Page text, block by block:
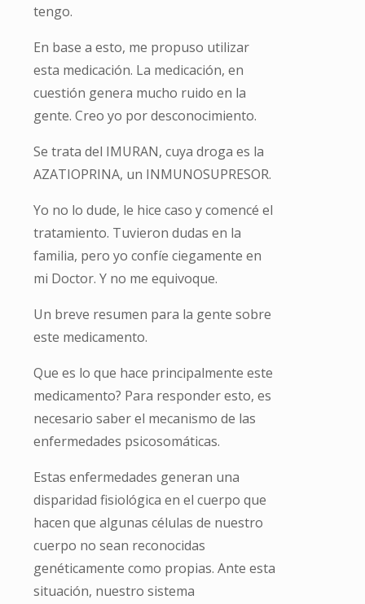
tengo.
En base a esto, me propuso utilizar
esta medicación. La medicación, en
cuestión genera mucho ruido en la
gente. Creo yo por desconocimiento.
Se trata del IMURAN, cuya droga es la
AZATIOPRINA, un INMUNOSUPRESOR.
Yo no lo dude, le hice caso y comencé el
tratamiento. Tuvieron dudas en la
familia, pero yo confíe ciegamente en
mi Doctor. Y no me equivoque.
Un breve resumen para la gente sobre
este medicamento.
Que es lo que hace principalmente este
medicamento? Para responder esto, es
necesario saber el mecanismo de las
enfermedades psicosomáticas.
Estas enfermedades generan una
disparidad fisiológica en el cuerpo que
hacen que algunas células de nuestro
cuerpo no sean reconocidas
genéticamente como propias. Ante esta
situación, nuestro sistema